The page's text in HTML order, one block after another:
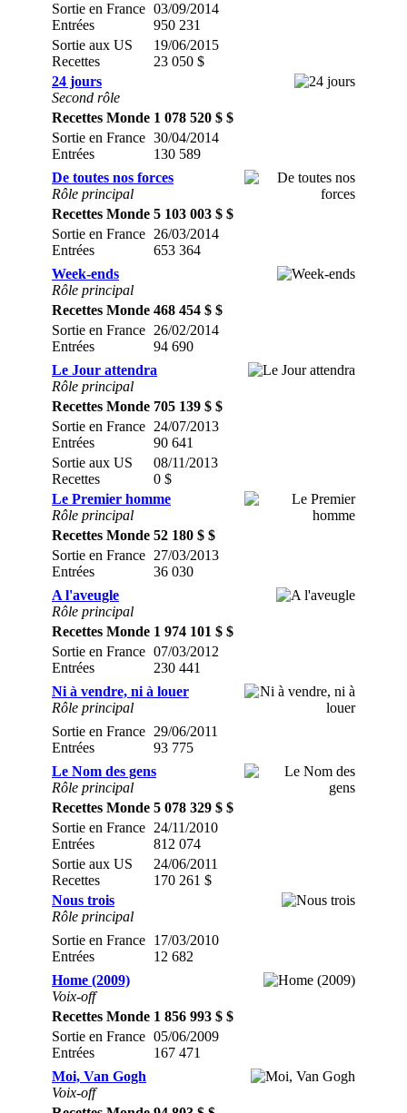
Sortie en France
Entrées
03/09/2014
950 231
Sortie aux US
Recettes
19/06/2015
23 050 $
24 jours
Second rôle
Recettes Monde 1 078 520 $ $
Sortie en France
Entrées
30/04/2014
130 589
De toutes nos forces
Rôle principal
Recettes Monde 5 103 003 $ $
Sortie en France
Entrées
26/03/2014
653 364
Week-ends
Rôle principal
Recettes Monde 468 454 $ $
Sortie en France
Entrées
26/02/2014
94 690
Le Jour attendra
Rôle principal
Recettes Monde 705 139 $ $
Sortie en France
Entrées
24/07/2013
90 641
Sortie aux US
Recettes
08/11/2013
0 $
Le Premier homme
Rôle principal
Recettes Monde 52 180 $ $
Sortie en France
Entrées
27/03/2013
36 030
A l'aveugle
Rôle principal
Recettes Monde 1 974 101 $ $
Sortie en France
Entrées
07/03/2012
230 441
Ni à vendre, ni à louer
Rôle principal
Sortie en France
Entrées
29/06/2011
93 775
Le Nom des gens
Rôle principal
Recettes Monde 5 078 329 $ $
Sortie en France
Entrées
24/11/2010
812 074
Sortie aux US
Recettes
24/06/2011
170 261 $
Nous trois
Rôle principal
Sortie en France
Entrées
17/03/2010
12 682
Home (2009)
Voix-off
Recettes Monde 1 856 993 $ $
Sortie en France
Entrées
05/06/2009
167 471
Moi, Van Gogh
Voix-off